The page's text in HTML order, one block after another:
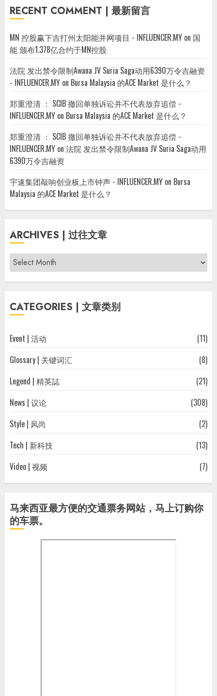
RECENT COMMENT | 最新留言
MN 控股赢下吉打州太阳能并网项目 - INFLUENCER.MY on 国
能 颁布1.378亿合约于MN控股
法院 发出禁令限制Awana JV Suria Saga动用6390万令吉融资
- INFLUENCER.MY on Bursa Malaysia 的ACE Market 是什么？
郑重澄清 ： SCIB 撤回单独诉讼并不代表放弃追偿 -
INFLUENCER.MY on Bursa Malaysia 的ACE Market 是什么？
郑重澄清 ： SCIB 撤回单独诉讼并不代表放弃追偿 -
INFLUENCER.MY on 法院 发出禁令限制Awana JV Suria Saga动用
6390万令吉融资
宇速集团敲响创业板上市钟声 - INFLUENCER.MY on Bursa
Malaysia 的ACE Market 是什么？
ARCHIVES | 过往文章
Archives
|
过
文
CATEGORIES | 文章类别
Event | 活动
(11)
Glossary | 关键词汇
(8)
Legend | 精英誌
(21)
News | 议论
(308)
Style | 风尚
(2)
Tech | 新科技
(13)
Video | 视频
(7)
马来西亚最方便的交通票务网站，马上订购你
的车票。